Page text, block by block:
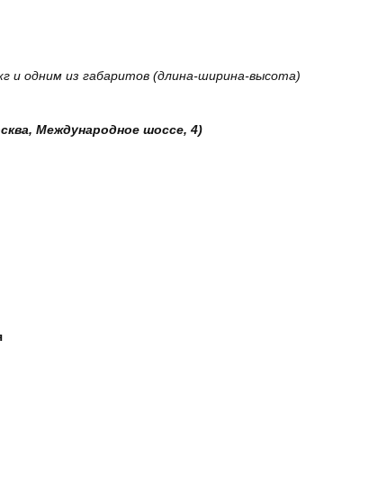
и одним из габаритов (длина-ширина-высота)
Международное шоссе, 4)